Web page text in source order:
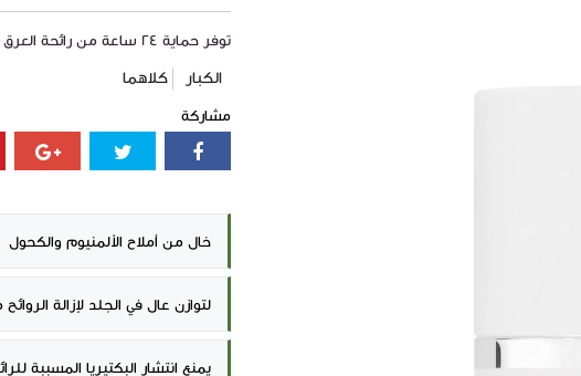
توفر حماية 24 ساعة من رائحة العرق لطيف ومنعش
الكبار كلاهما
مشاركة
خال من أملاح الألمنيوم والكحول
لتوازن عال في الجلد لإزالة
يمنع انتشار البكتيريا المسببة